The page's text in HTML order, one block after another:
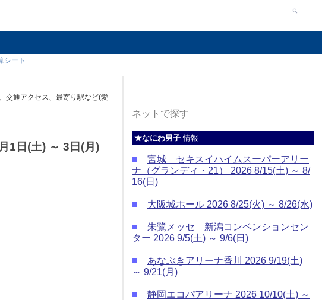
シート
通アクセス、最寄り駅など(愛
日(土) ～ 3日(月)
ネットで探す
★なにわ男子情報
■
宮城 セキスイハイムスーパーアリー
ナ（グランディ・21） 2026 8/15(土) ～ 8/
16(日)
■ 大阪城ホール 2026 8/25(火) ～ 8/26(水)
■
朱鷺メッセ 新潟コンベンションセン
ター 2026 9/5(土) ～ 9/6(日)
■
あなぶきアリーナ香川 2026 9/19(土)
～ 9/21(月)
■
静岡エコパアリーナ 2026 10/10(土) ～